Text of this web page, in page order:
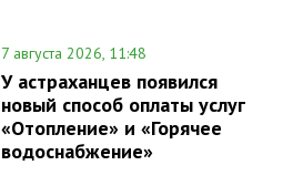
7 августа 2026, 11:48
У астраханцев появился
новый способ оплаты услуг
«Отопление» и «Горячее
водоснабжение»